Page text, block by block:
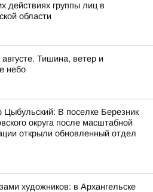
действиях группы лиц в
области
Тишина, ветер и
небо
Цыбульский: В поселке Березник
округа после масштабной
открыли обновленный отдел
художников: в Архангельске